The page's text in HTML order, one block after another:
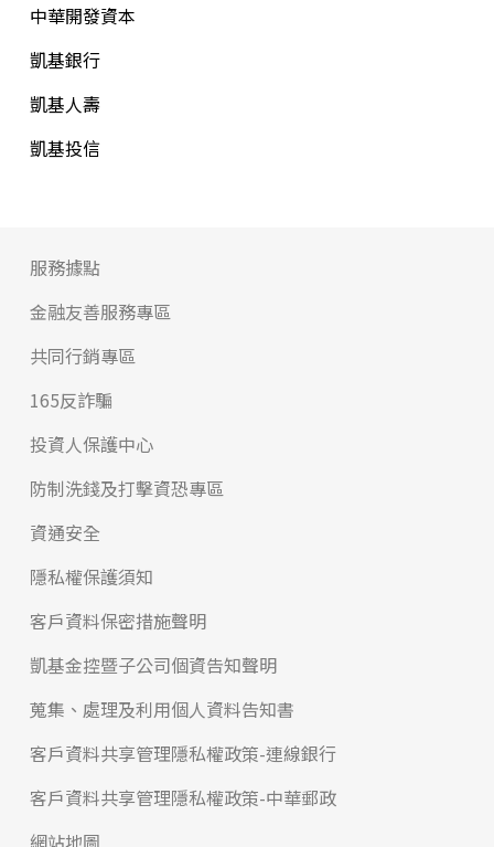
中華開發資本
凱基銀行
凱基人壽
凱基投信
服務據點
金融友善服務專區
共同行銷專區
165反詐騙
投資人保護中心
防制洗錢及打擊資恐專區
資通安全
隱私權保護須知
客戶資料保密措施聲明
凱基金控暨子公司個資告知聲明
蒐集、處理及利用個人資料告知書
客戶資料共享管理隱私權政策-連線銀行
客戶資料共享管理隱私權政策-中華郵政
網站地圖